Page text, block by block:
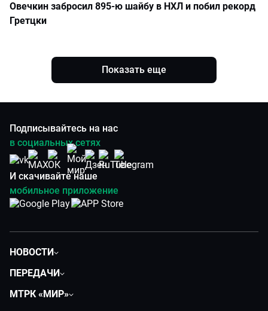
Овечкин забросил 895-ю шайбу в НХЛ и побил рекорд
Гретцки
Показать еще
Подписывайтесь на нас
в социальных сетях
И скачивайте наше
мобильное приложение
НОВОСТИ
Экономика
ПЕРЕДАЧИ
МТРК «МИР»